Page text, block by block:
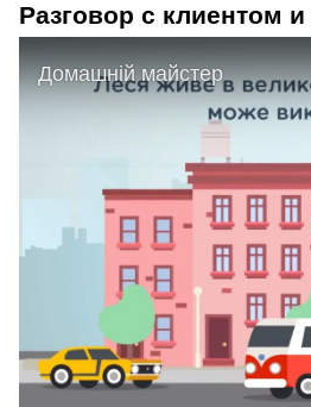
Разговор с клиентом
Домашній майстер